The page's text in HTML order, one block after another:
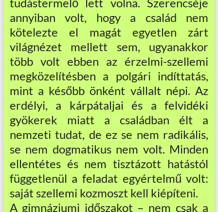
annyiban volt, hogy a család nem
kötelezte el magát egyetlen zárt
világnézet mellett sem, ugyanakkor
több volt ebben az érzelmi-szellemi
megközelítésben a polgári indíttatás,
mint a később önként vállalt népi. Az
erdélyi, a kárpátaljai és a felvidéki
gyökerek miatt a családban élt a
nemzeti tudat, de ez se nem radikális,
se nem dogmatikus nem volt. Minden
ellentétes és nem tisztázott hatástól
függetlenül a feladat egyértelmű volt:
saját szellemi kozmoszt kell kiépíteni.
A gimnáziumi időszakot – nem csak a